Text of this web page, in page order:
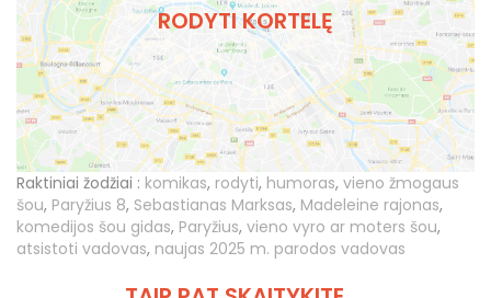
RODYTI KORTELĘ
Raktiniai žodžiai : komikas, rodyti, humoras, vieno žmogaus
šou, Paryžius 8, Sebastianas Marksas, Madeleine rajonas,
komedijos šou gidas, Paryžius, vieno vyro ar moters šou,
atsistoti vadovas, naujas 2025 m. parodos vadovas